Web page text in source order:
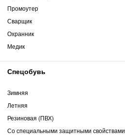
Промоутер
Сварщик
Охранник
Медик
Спецобувь
Зимняя
Летняя
Резиновая (ПВХ)
Со специальными защитными свойствами